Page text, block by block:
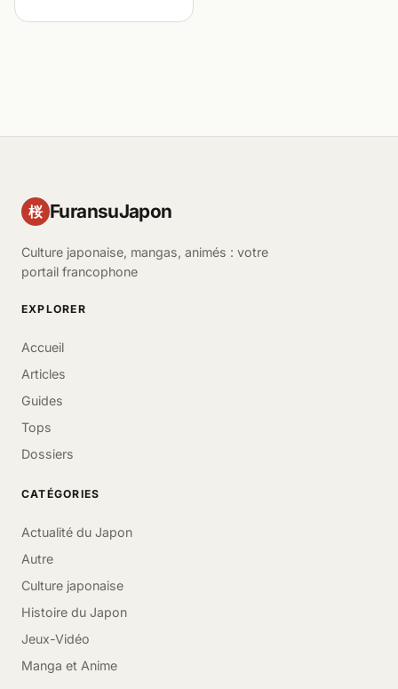
桜 FuransuJapon
Culture japonaise, mangas, animés : votre
portail francophone
EXPLORER
Accueil
Articles
Guides
Tops
Dossiers
CATÉGORIES
Actualité du Japon
Autre
Culture japonaise
Histoire du Japon
Jeux-Vidéo
Manga et Anime